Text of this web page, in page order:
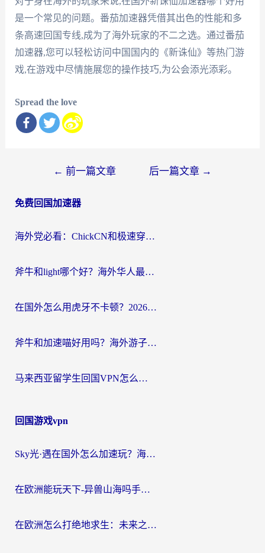
是一个常见的问题。番茄加速器凭借其出色的性能和多
条高速回国专线,成为了海外玩家的不二之选。通过番茄
加速器,您可以轻松访问中国国内的《新诛仙》等热门游
戏,在游戏中尽情施展您的操作技巧,为公会添光添彩。
Spread the love
导
← 前一篇文章 后一篇文章 →
免费回国加速器
海外党必看：ChickCN和极速穿梭VPN好用吗？3招教你选对回国加速器无缝刷国内资源
斧牛和light哪个好？海外华人最关心的回国加速器选择难题，一篇讲透
在国外怎么用虎牙不卡顿？2026海外华人亲测有效的回国加速器选择指南
斧牛和加速喵好用吗？海外游子的真实选择困境
马来西亚留学生回国VPN怎么选？3个避坑点+1款实测好用的加速器推荐
回国游戏vpn
Sky光·遇在国外怎么加速玩？海外党亲测有效的国服游戏加速指南
在欧洲能玩天下-异兽山海吗手游？海外玩家的加速器生存指南
在欧洲怎么打绝地求生：未来之役不卡？留学生亲测的加速器避坑指南